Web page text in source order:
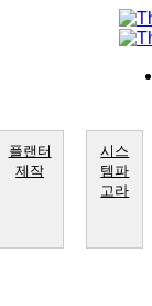
플랜터
제작
시스
템파
고라